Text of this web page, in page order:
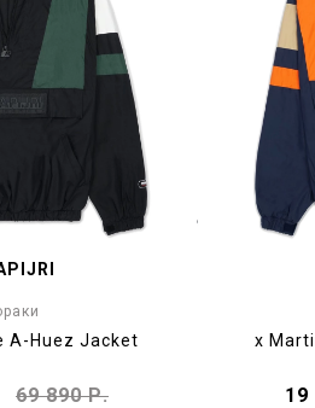
A-Huez Jacket
69 890 Р.
x
19